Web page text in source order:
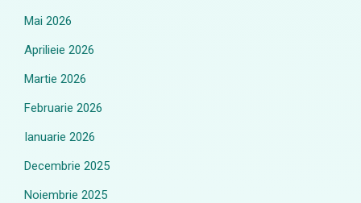
Mai 2026
Aprilieie 2026
Martie 2026
Februarie 2026
Ianuarie 2026
Decembrie 2025
Noiembrie 2025